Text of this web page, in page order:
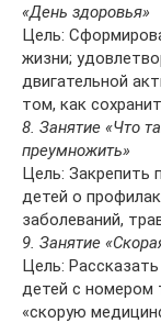
«День здоровья»
Цель:
жизни;
двигательной
том, как
8. Занятие «Что
преумножить»
Цель: Закрепить
детей о
заболеваний,
9. Занятие
Цель:
детей с номером
«скорую